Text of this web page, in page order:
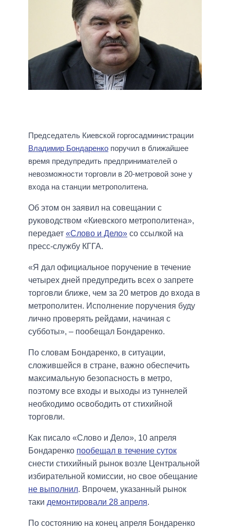
Председатель Киевской горгосадминистрации
Владимир Бондаренко поручил в ближайшее
время предупредить предпринимателей о
невозможности торговли в 20-метровой зоне у
входа на станции метрополитена.
Об этом он заявил на совещании с
руководством «Киевского метрополитена»,
передает «Слово и Дело» со ссылкой на
пресс-службу КГГА.
«Я дал официальное поручение в течение
четырех дней предупредить всех о запрете
торговли ближе, чем за 20 метров до входа в
метрополитен. Исполнение поручения буду
лично проверять рейдами, начиная с
субботы», – пообещал Бондаренко.
По словам Бондаренко, в ситуации,
сложившейся в стране, важно обеспечить
максимальную безопасность в метро,
поэтому все входы и выходы из туннелей
необходимо освободить от стихийной
торговли.
Как писало «Слово и Дело», 10 апреля
Бондаренко пообещал в течение суток
снести стихийный рынок возле Центральной
избирательной комиссии, но свое обещание
не выполнил. Впрочем, указанный рынок
таки демонтировали 28 апреля.
По состоянию на конец апреля Бондаренко